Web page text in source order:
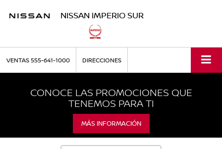
NISSAN IMPERIO SUR
VENTAS555-641-1000 DIRECCIONES
CONOCE LAS PROMOCIONES QUE
TENEMOS PARA TI
MÁS INFORMACIÓN